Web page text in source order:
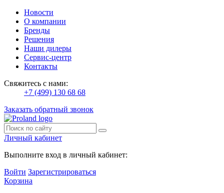
Новости
О компании
Бренды
Решения
Наши дилеры
Сервис-центр
Контакты
Свяжитесь с нами:
+7 (499) 130 68 68
Заказать обратный звонок
Личный кабинет
Выполните вход в личный кабинет:
Войти Зарегистрироваться
Корзина